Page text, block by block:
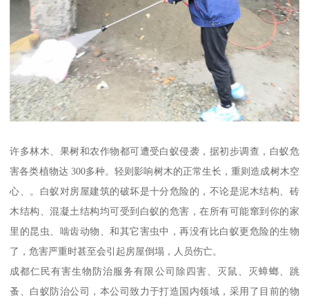
许多林木、果树和农作物都可遭受白蚁侵袭，据初步调查，白蚁危
害各类植物达 300多种。轻则影响树木的正常生长，重则造成树木空
心、。白蚁对房屋建筑的破坏是十分危险的，不论是泥木结构、砖
木结构、混凝土结构均可受到白蚁的危害，在所有可能窜到你的家
里的昆虫、啮齿动物、和其它害虫中，再没有比白蚁更危险的生物
了，危害严重时甚至会引起房屋倒塌，人员伤亡。
成都仁民有害生物防治服务有限公司除四害、灭鼠、灭蟑螂、跳
蚤、白蚁防治公司，本公司致力于打造国内领域，采用了目前的物